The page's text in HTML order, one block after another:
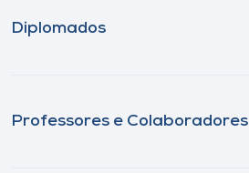
Diplomados
Professores e Colaboradores